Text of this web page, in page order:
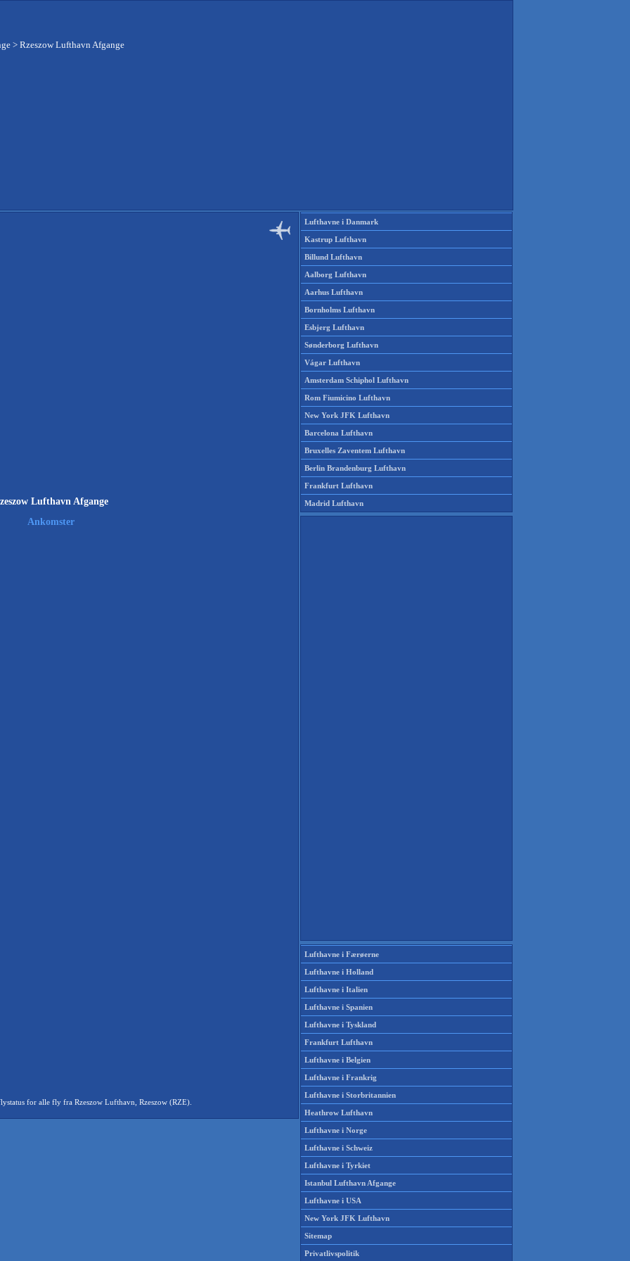
> Rzeszow Lufthavn Afgange
Lufthavn Afgange
Ankomster
for alle fly fra Rzeszow Lufthavn, Rzeszow (RZE).
Lufthavne i Danmark
Kastrup Lufthavn
Billund Lufthavn
Aalborg Lufthavn
Aarhus Lufthavn
Bornholms Lufthavn
Esbjerg Lufthavn
Sønderborg Lufthavn
Vágar Lufthavn
Amsterdam Schiphol Lufthavn
Rom Fiumicino Lufthavn
New York JFK Lufthavn
Barcelona Lufthavn
Bruxelles Zaventem Lufthavn
Berlin Brandenburg Lufthavn
Frankfurt Lufthavn
Madrid Lufthavn
Lufthavne i Færøerne
Lufthavne i Holland
Lufthavne i Italien
Lufthavne i Spanien
Lufthavne i Tyskland
Frankfurt Lufthavn
Lufthavne i Belgien
Lufthavne i Frankrig
Lufthavne i Storbritannien
Heathrow Lufthavn
Lufthavne i Norge
Lufthavne i Schweiz
Lufthavne i Tyrkiet
Istanbul Lufthavn Afgange
Lufthavne i USA
New York JFK Lufthavn
Sitemap
Privatlivspolitik